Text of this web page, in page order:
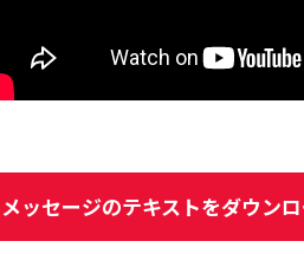
メッセージのテキストをダウン